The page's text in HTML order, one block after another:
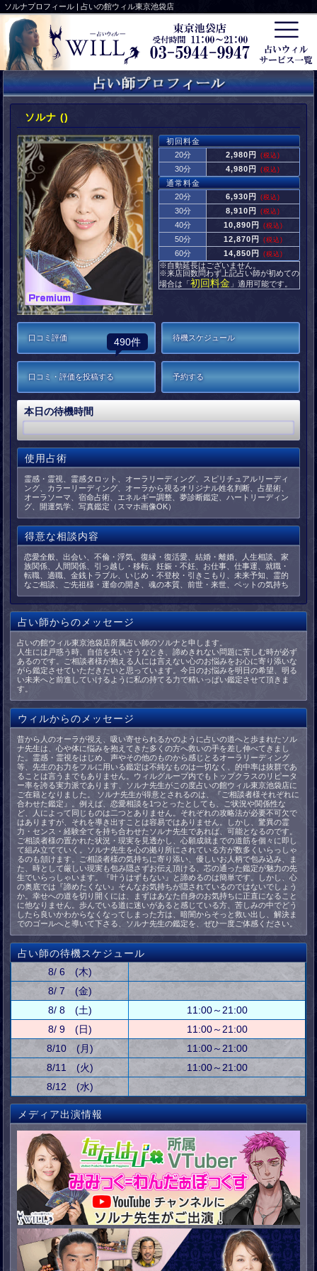
ソルナプロフィール | 占いの館ウィル東京池袋店
ソルナ ()
初回料金
20分
2,980円 (税込)
30分 4,980円 (税込)
通常料金
20分
6,930円 (税込)
30分 8,910円 (税込)
40分 10,890円 (税込)
50分 12,870円 (税込)
60分 14,850円 (税込)
※自動延長はございません。
※来店回数問わず上記占い師が初めての
場合は「 初回料金 」適用可能です。
口コミ評価 490件 待機スケジュール
口コミ・評価を投稿する 予約する
本日の待機時間
使用占術
霊感・霊視、霊感タロット、オーラリーディング、スピリチュアルリーディ
ング、カラーリーディング、オーラから視るオリジナル姓名判断、占星術、
オーラソーマ、宿命占術、エネルギー調整、夢診断鑑定、ハートリーディン
グ、開運気学、写真鑑定（スマホ画像OK）
得意な相談内容
恋愛全般、出会い、不倫・浮気、復縁・復活愛、結婚・離婚、人生相談、家
族関係、人間関係、引っ越し・移転、妊娠・不妊、お仕事、仕事運、就職・
転職、適職、金銭トラブル、いじめ・不登校・引きこもり、未来予知、霊的
なご相談、ご先祖様・運命の開き、魂の本質、前世・来世、ペットの気持ち
占い師からのメッセージ
占いの館ウィル東京池袋店所属占い師のソルナと申します。
人生には戸惑う時、自信を失いそうなとき、諦めきれない問題に苦しむ時が必ず
あるのです。ご相談者様が抱える人には言えない心のお悩みをお心に寄り添いな
がら鑑定させていただきたいと思っています。今日のお悩みを明日の希望、明る
い未来へと前進していけるように私の持てる力で精いっぱい鑑定させて頂きま
す。
ウィルからのメッセージ
昔から人のオーラが視え、吸い寄せられるかのように占いの道へと歩まれたソル
ナ先生は、心や体に悩みを抱えてきた多くの方へ救いの手を差し伸べてきまし
た。霊感・霊視をはじめ、声やその他のものから感じとるオーラリーディング
等、先生のお力をフルに用いる鑑定は不純なものは一切なく、的中率は抜群であ
ることは言うまでもありません。ウィルグループ内でもトップクラスのリピータ
ー率を誇る実力派であります、ソルナ先生がこの度占いの館ウィル東京池袋店に
ご在籍となりました。 ソルナ先生が得意とされるのは、『ご相談者様それぞれに
合わせた鑑定』。例えば、恋愛相談を1つとったとしても、ご状況や関係性な
ど、人によって同じものは二つとありません。それぞれの攻略法が必要不可欠で
はありますが、それを導き出すことは容易ではありません。しかし、驚異の霊
力・センス・経験全てを持ち合わせたソルナ先生であれば、可能となるのです。
ご相談者様の置かれた状況・現実を見透かし、心願成就までの道筋を個々に即し
て組み立てていく。ソルナ先生を心の拠り所にされている方が数多くいらっしゃ
るのも頷けます。ご相談者様の気持ちに寄り添い、優しいお人柄で包み込み、ま
た、時として厳しい現実も包み隠さずお伝え頂ける、芯の通った鑑定が魅力の先
生でいらっしゃいます。『叶うはずもない』と諦めるのは簡単です。しかし、心
の奥底では『諦めたくない』そんなお気持ちが隠されているのではないでしょう
か。幸せへの道を切り開くには、まずはあなた自身のお気持ちに正直になること
に他なりません。歩んでいる道に迷いがあると感じている方、苦しみの中でどう
したら良いかわからなくなってしまった方は、暗闇からそっと救い出し、解決ま
でのゴールへと導いて下さる、ソルナ先生の鑑定を、ぜひ一度ご体感ください。
占い師の待機スケジュール
8/ 6 (木)
8/ 7 (金)
8/ 8 (土)
11:00～21:00
8/ 9 (日)
11:00～21:00
8/10 (月)
11:00～21:00
8/11 (火)
11:00～21:00
8/12 (水)
メディア出演情報